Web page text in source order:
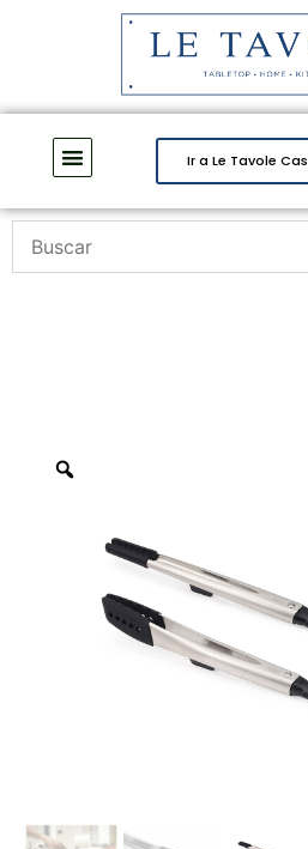
Ir a Le Tavole